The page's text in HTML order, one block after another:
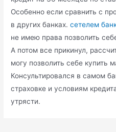
Особенно если сравнить с
в других банках.сетелем
не имею права позволить
А потом все прикинул,
могу позволить себе купить
Консультировался в самом
страховке и условиям
утрясти.